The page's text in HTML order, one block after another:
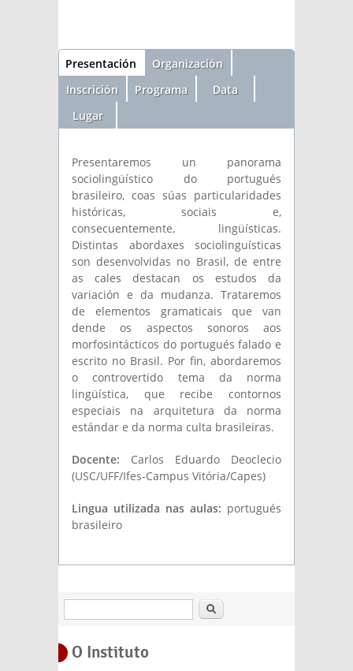
Sección
Presentación (solapa
activa)
Organización
Inscrición
Programa
Data
Lugar
Presentaremos un panorama
sociolingüístico do portugués
brasileiro, coas súas particularidades
históricas, sociais e,
consecuentemente, lingüísticas.
Distintas abordaxes sociolinguísticas
son desenvolvidas no Brasil, de entre
as cales destacan os estudos da
variación e da mudanza. Trataremos
de elementos gramaticais que van
dende os aspectos sonoros aos
morfosintácticos do portugués falado e
escrito no Brasil. Por fin, abordaremos
o controvertido tema da norma
lingüística, que recibe contornos
especiais na arquitetura da norma
estándar e da norma culta brasileiras.
Docente: Carlos Eduardo Deoclecio
(USC/UFF/Ifes-Campus Vitória/Capes)
Lingua utilizada nas aulas: portugués
brasileiro
Buscar
O Instituto